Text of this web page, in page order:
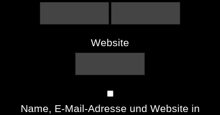
Website
Name, E-Mail-Adresse und Website in